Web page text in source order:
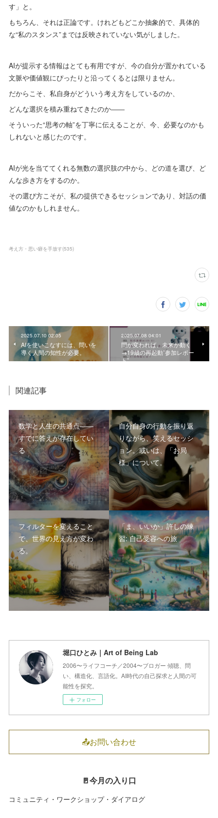
す」と。
もちろん、それは正論です。けれどもどこか抽象的で、具体的
な“私のスタンス”までは反映されていない気がしました。
AIが提示する情報はとても有用ですが、今の自分が置かれている
文脈や価値観にぴったりと沿ってくるとは限りません。
だからこそ、私自身がどういう考え方をしているのか、
どんな選択を積み重ねてきたのか――
そういった“思考の軸”を丁寧に伝えることが、今、必要なのかも
しれないと感じたのです。
AIが光を当ててくれる無数の選択肢の中から、どの道を選び、ど
んな歩き方をするのか。
その選び方こそが、私の提供できるセッションであり、対話の価
値なのかもしれません。
考え方・思い癖を手放す(535)
2025.07.10 02:05
AIを使いこなすには、問いを
導く人間の知性が必要。
2025.07.08 04:01
問が変われば、未来が動く
→19歳の再起動”参加レポー
ト”
関連記事
数学と人生の共通点――
すでに答えが存在してい
る
自分自身の行動を振り返
りながら、笑えるセッシ
ョン。或いは、「お局
様」について。
フィルターを変えること
で、世界の見え方が変わ
る。
「ま、いいか」許しの練
習: 自己受容への旅
堀口ひとみ｜Art of Being Lab
2006〜ライフコーチ／2004〜ブロガー 傾聴、問
い、構造化、言語化。AI時代の自己探求と人間の可
能性を探究。
フォロー
📤お問い合わせ
🚪今月の入り口
コミュニティ・ワークショップ・ダイアログ